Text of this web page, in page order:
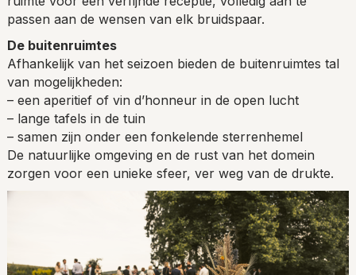
passen aan de wensen van elk bruidspaar.
De buitenruimtes
Afhankelijk van het seizoen bieden de buitenruimtes tal
van mogelijkheden:
– een aperitief of vin d’honneur in de open lucht
– lange tafels in de tuin
– samen zijn onder een fonkelende sterrenhemel
De natuurlijke omgeving en de rust van het domein
zorgen voor een unieke sfeer, ver weg van de drukte.